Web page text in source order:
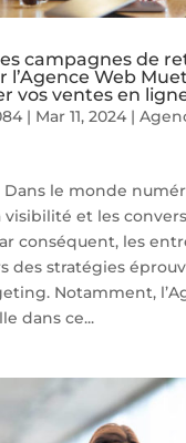
campagnes de
l’Agence Web
vos ventes en
| Mar 11, 2024|
le monde
visibilité et les
conséquent, les
des stratégies
Notamment,
dans ce...